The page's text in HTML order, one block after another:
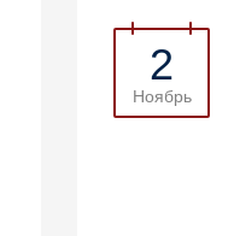
2
Ноябрь